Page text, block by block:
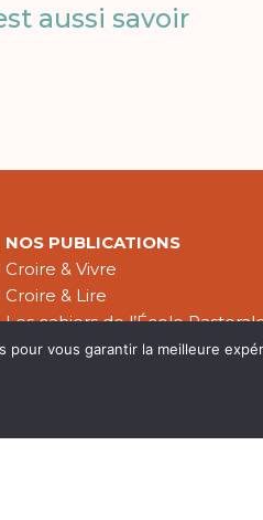
aussi savoir
NOS PUBLICATIONS
Croire & Vivre
Croire & Lire
Les cahiers de l’École
Théologie Évangélique
pour vous garantir la meilleure